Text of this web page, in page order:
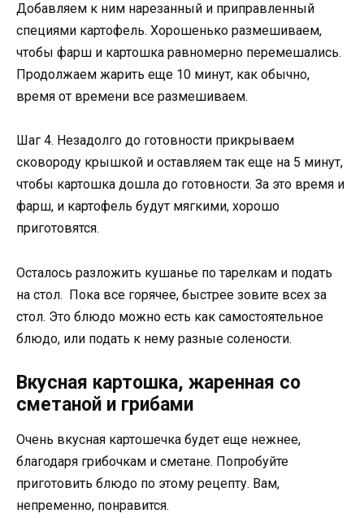
Добавляем к ним нарезанный и приправленный
специями картофель. Хорошенько размешиваем,
чтобы фарш и картошка равномерно перемешались.
Продолжаем жарить еще 10 минут, как обычно,
время от времени все размешиваем.
Шаг 4. Незадолго до готовности прикрываем
сковороду крышкой и оставляем так еще на 5 минут,
чтобы картошка дошла до готовности. За это время и
фарш, и картофель будут мягкими, хорошо
приготовятся.
Осталось разложить кушанье по тарелкам и подать
на стол. Пока все горячее, быстрее зовите всех за
стол. Это блюдо можно есть как самостоятельное
блюдо, или подать к нему разные солености.
Вкусная картошка, жаренная со
сметаной и грибами
Очень вкусная картошечка будет еще нежнее,
благодаря грибочкам и сметане. Попробуйте
приготовить блюдо по этому рецепту. Вам,
непременно, понравится.